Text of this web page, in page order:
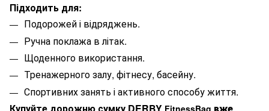
Підходить для:
Подорожей і відряджень.
Ручна поклажа в літак.
Щоденного використання.
Тренажерного залу, фітнесу, басейну.
Спортивних занять і активного способу життя.